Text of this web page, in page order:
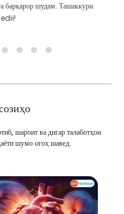
барқарор шудам. Ташаккури
шароит ва дигар талаботҳои
шумо огоҳ шавед.